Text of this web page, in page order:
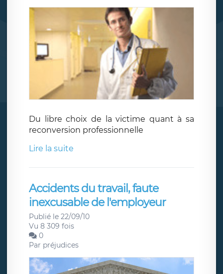
Du libre choix de la victime quant à sa
reconversion professionnelle
Lire la suite
Accidents du travail, faute
inexcusable de l'employeur
Publié le 22/09/10
Vu 8 309 fois
0
Par préjudices